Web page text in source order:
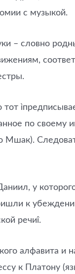
с музыкой.
– словно
тот
по своему
у
к
речиî.
алфавита и
к Платону